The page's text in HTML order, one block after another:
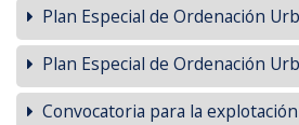
Plan Especial de Ordenación
Plan Especial de Ordenación
Convocatoria para la